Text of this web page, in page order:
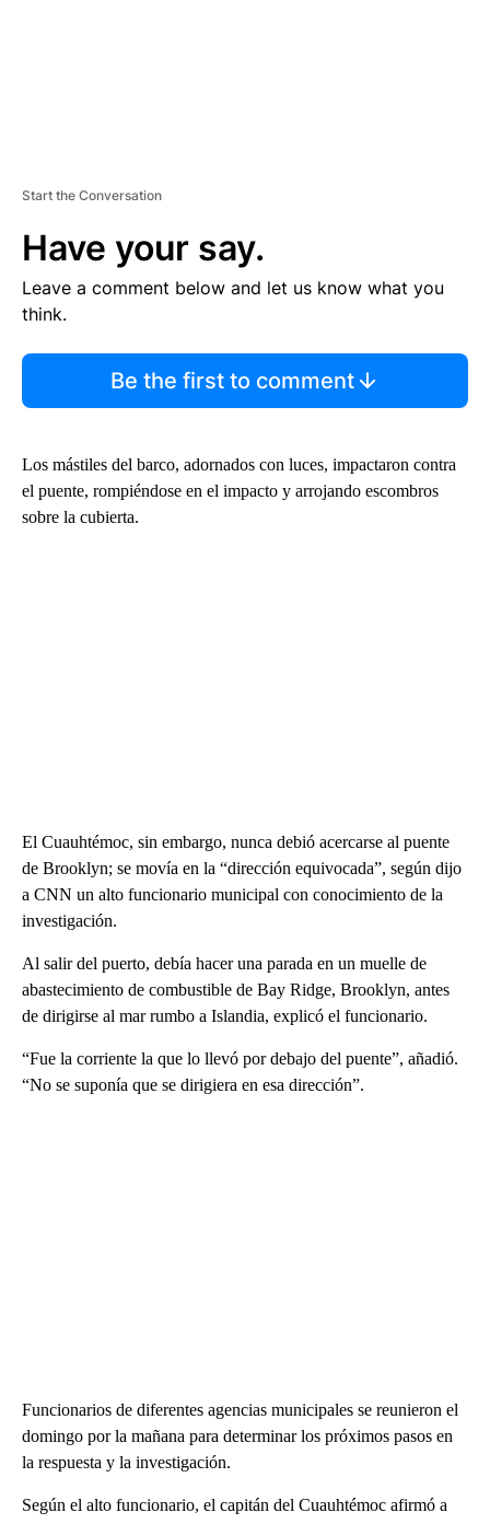
Start the Conversation
Have your say.
Leave a comment below and let us know what you
think.
Be the first to comment
Los mástiles del barco, adornados con luces, impactaron contra
el puente, rompiéndose en el impacto y arrojando escombros
sobre la cubierta.
El Cuauhtémoc, sin embargo, nunca debió acercarse al puente
de Brooklyn; se movía en la “dirección equivocada”, según dijo
a CNN un alto funcionario municipal con conocimiento de la
investigación.
Al salir del puerto, debía hacer una parada en un muelle de
abastecimiento de combustible de Bay Ridge, Brooklyn, antes
de dirigirse al mar rumbo a Islandia, explicó el funcionario.
“Fue la corriente la que lo llevó por debajo del puente”, añadió.
“No se suponía que se dirigiera en esa dirección”.
Funcionarios de diferentes agencias municipales se reunieron el
domingo por la mañana para determinar los próximos pasos en
la respuesta y la investigación.
Según el alto funcionario, el capitán del Cuauhtémoc afirmó a